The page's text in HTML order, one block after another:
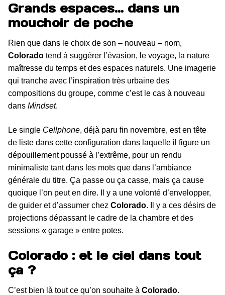
Grands espaces… dans un
mouchoir de poche
Rien que dans le choix de son – nouveau – nom,
Colorado tend à suggérer l’évasion, le voyage, la nature
maîtresse du temps et des espaces naturels. Une imagerie
qui tranche avec l’inspiration très urbaine des
compositions du groupe, comme c’est le cas à nouveau
dans Mindset.
Le single Cellphone, déjà paru fin novembre, est en tête
de liste dans cette configuration dans laquelle il figure un
dépouillement poussé à l’extrême, pour un rendu
minimaliste tant dans les mots que dans l’ambiance
générale du titre. Ça passe ou ça casse, mais ça cause
quoique l’on peut en dire. Il y a une volonté d’envelopper,
de guider et d’assumer chez Colorado. Il y a ces désirs de
projections dépassant le cadre de la chambre et des
sessions « garage » entre potes.
Colorado : et le ciel dans tout
ça ?
C’est bien là tout ce qu’on souhaite à Colorado.